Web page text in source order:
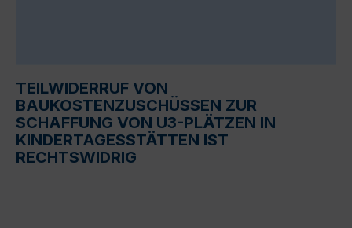
TEILWIDERRUF VON
BAUKOSTENZUSCHÜSSEN ZUR
SCHAFFUNG VON U3-PLÄTZEN IN
KINDERTAGESSTÄTTEN IST
RECHTSWIDRIG